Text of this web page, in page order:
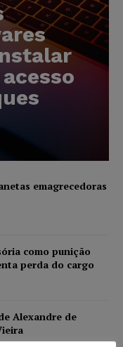
emagrecedoras
como punição
perda do cargo
Alexandre de